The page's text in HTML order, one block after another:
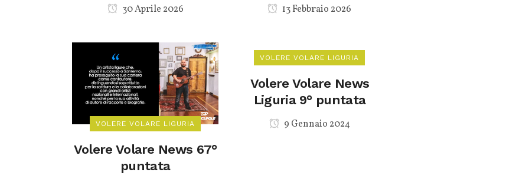
30 Aprile 2026 13 Febbraio 2026
VOLERE VOLARE LIGURIA
Volere Volare News 67°
puntata
VOLERE VOLARE LIGURIA
Volere Volare News
Liguria 9° puntata
9 Gennaio 2024